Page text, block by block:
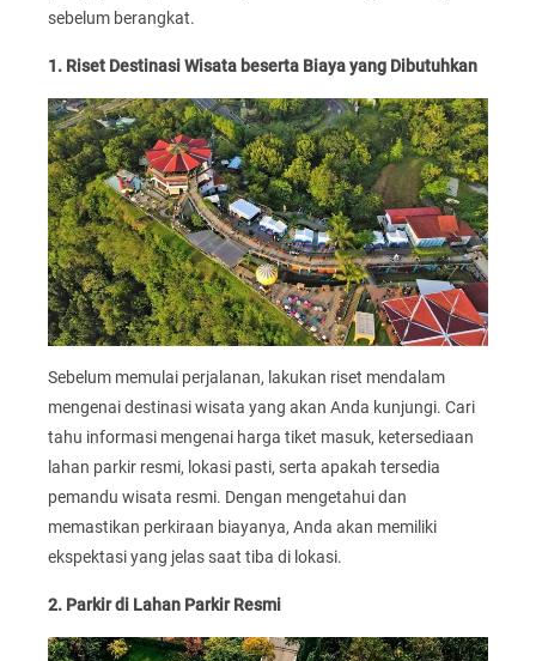
sebelum berangkat.
1. Riset Destinasi Wisata beserta Biaya yang Dibutuhkan
Sebelum memulai perjalanan, lakukan riset mendalam
mengenai destinasi wisata yang akan Anda kunjungi. Cari
tahu informasi mengenai harga tiket masuk, ketersediaan
lahan parkir resmi, lokasi pasti, serta apakah tersedia
pemandu wisata resmi. Dengan mengetahui dan
memastikan perkiraan biayanya, Anda akan memiliki
ekspektasi yang jelas saat tiba di lokasi.
2. Parkir di Lahan Parkir Resmi